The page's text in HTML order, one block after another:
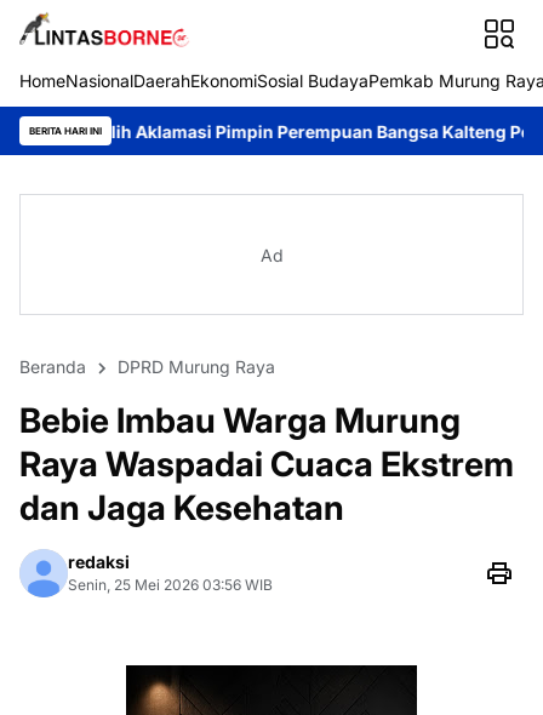
HomeNasionalDaerahEkonomiSosial BudayaPemkab Murung
BERITA HARI INI
Pimpin Perempuan Bangsa Kalteng Periode 2026–2031
Ad
Beranda DPRD Murung Raya
Bebie Imbau Warga Murung
Raya Waspadai Cuaca Ekstrem
dan Jaga Kesehatan
redaksi
Senin, 25 Mei 2026 03:56 WIB